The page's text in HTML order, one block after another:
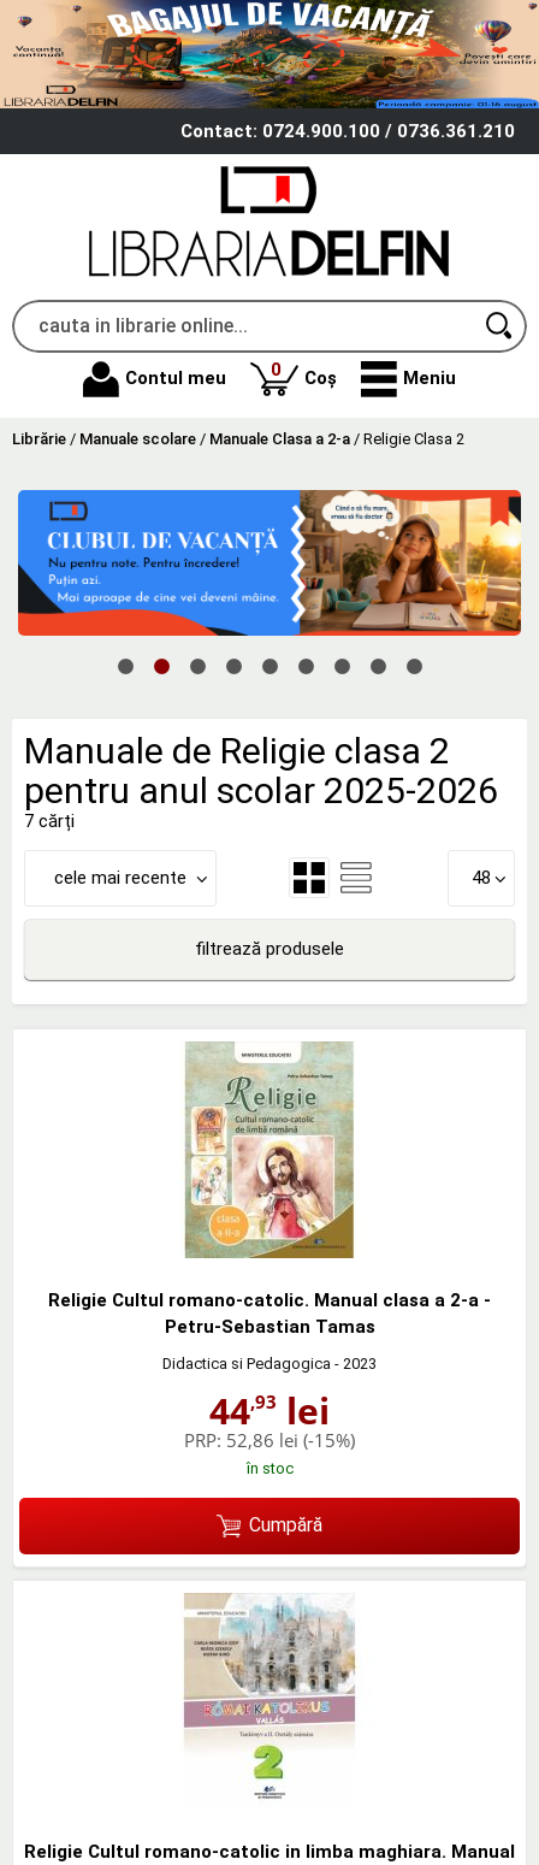
Contact: 0724.900.100 / 0736.361.210
Contul meu 0produse
Coș Meniu
Librărie / Manuale scolare / Manuale Clasa a 2-a / Religie Clasa 2
Manuale de Religie clasa 2
pentru anul scolar 2025-2026
7 cărți
cele mai recente 48
filtrează produsele
Religie Cultul romano-catolic. Manual clasa a 2-a -
Petru-Sebastian Tamas
Didactica si Pedagogica - 2023
44,93 lei
PRP: 52,86 lei (-15%)
în stoc
Cumpără
Religie Cultul romano-catolic in limba maghiara. Manual